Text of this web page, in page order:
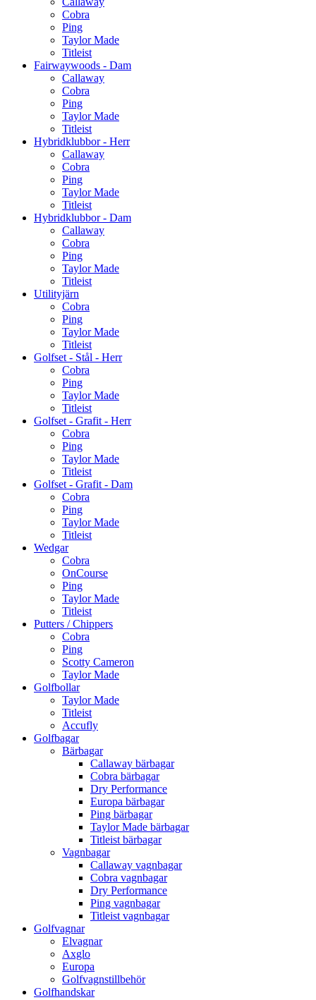
Cobra
Ping
Taylor Made
Titleist
Fairwaywoods - Dam
Callaway
Cobra
Ping
Taylor Made
Titleist
Hybridklubbor - Herr
Callaway
Cobra
Ping
Taylor Made
Titleist
Hybridklubbor - Dam
Callaway
Cobra
Ping
Taylor Made
Titleist
Utilityjärn
Cobra
Ping
Taylor Made
Titleist
Golfset - Stål - Herr
Cobra
Ping
Taylor Made
Titleist
Golfset - Grafit - Herr
Cobra
Ping
Taylor Made
Titleist
Golfset - Grafit - Dam
Cobra
Ping
Taylor Made
Titleist
Wedgar
Cobra
OnCourse
Ping
Taylor Made
Titleist
Putters / Chippers
Cobra
Ping
Scotty Cameron
Taylor Made
Golfbollar
Taylor Made
Titleist
Accufly
Golfbagar
Bärbagar
Callaway bärbagar
Cobra bärbagar
Dry Performance
Europa bärbagar
Ping bärbagar
Taylor Made bärbagar
Titleist bärbagar
Vagnbagar
Callaway vagnbagar
Cobra vagnbagar
Dry Performance
Ping vagnbagar
Titleist vagnbagar
Golfvagnar
Elvagnar
Axglo
Europa
Golfvagnstillbehör
Golfhandskar